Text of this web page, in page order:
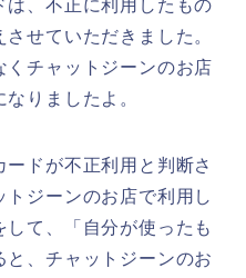
、不正に利用したもの
せていただきました。
くチャットジーンのお店
りましたよ。
ドが不正利用と判断さ
ジーンのお店で利用し
て、「自分が使ったも
、チャットジーンのお